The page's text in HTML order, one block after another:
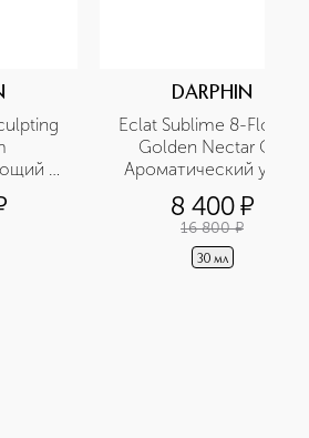
для
DARPHIN
Eclat Sublime 8-Flower
Golden Nectar Oil
Ароматический уход
Нектар 8 цветов
8 400¤
16 800 ¤
30 мл